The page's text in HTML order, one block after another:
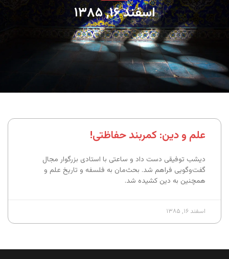
اسفند ۱۶, ۱۳۸۵
علم و دین: کمربند حفاظتی!
دیشب توفیقی دست داد و ساعتی با استادی بزرگوار مجال
گفت‌وگویی فراهم شد. بحث‌مان به فلسفه و تاریخ علم و
همچنین به دین کشیده شد.
اسفند ۱۶, ۱۳۸۵